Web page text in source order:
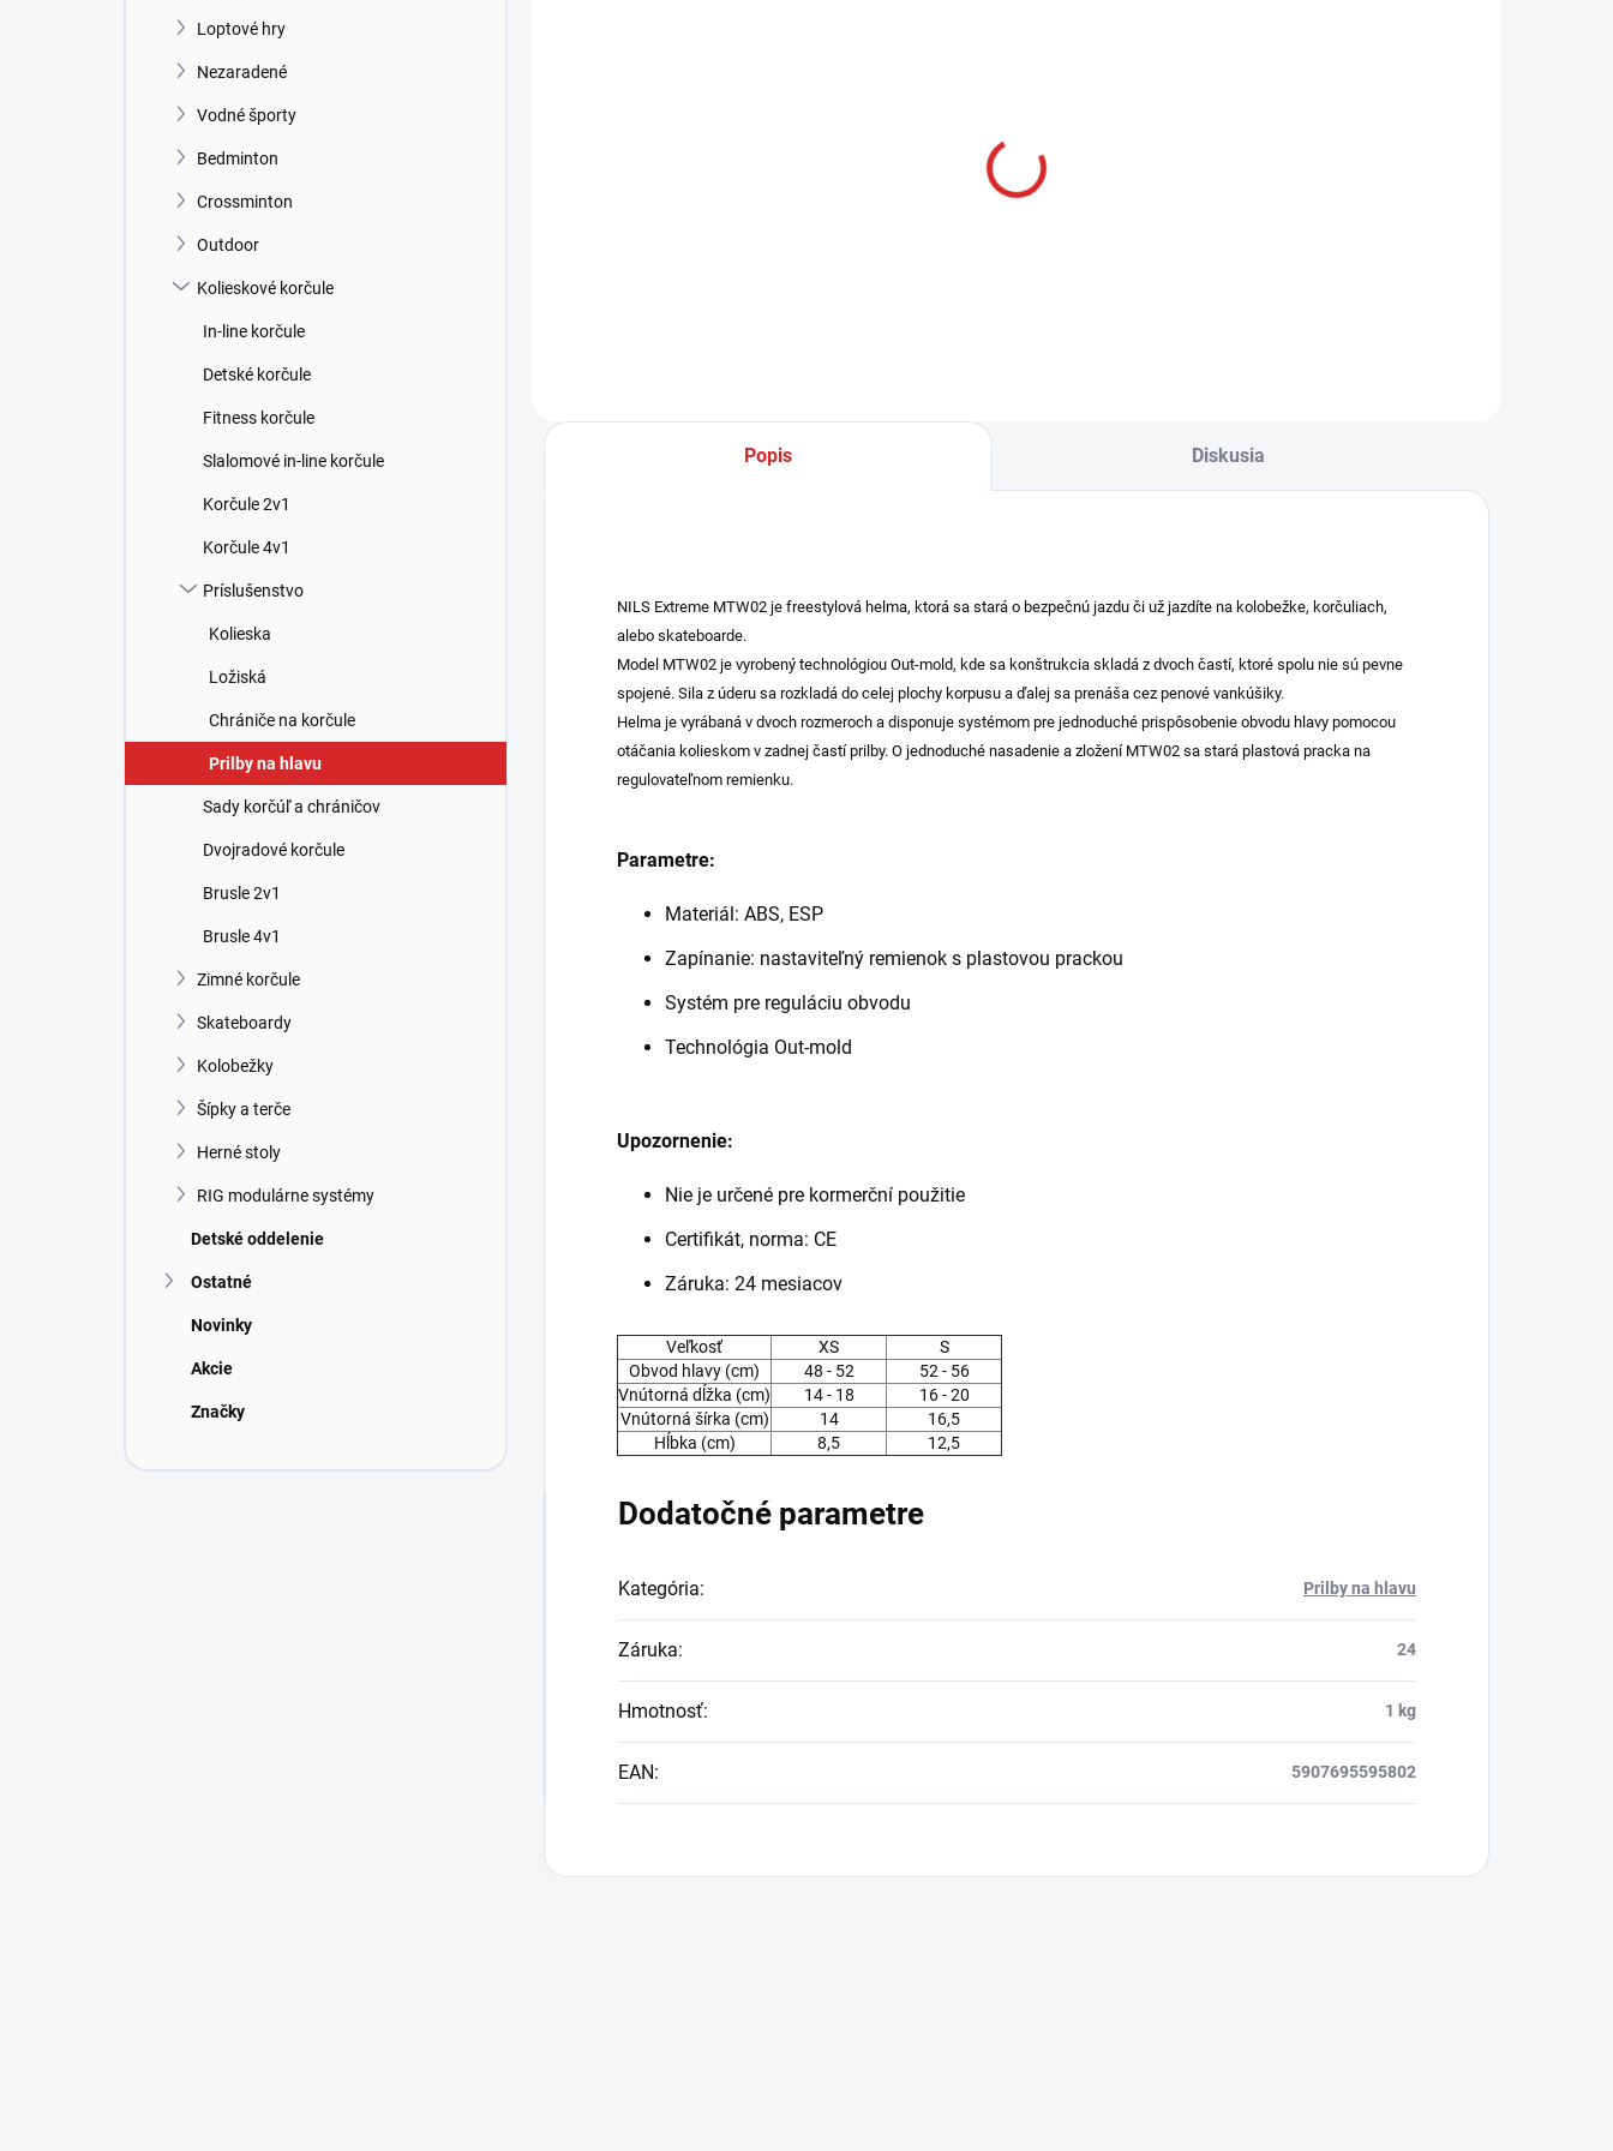
Loptové hry
Nezaradené
Vodné športy
Bedminton
Crossminton
Outdoor
Kolieskové korčule
In-line korčule
Detské korčule
Fitness korčule
Slalomové in-line korčule
Korčule 2v1
Korčule 4v1
Príslušenstvo
Kolieska
Ložiská
Chrániče na korčule
Prilby na hlavu
Sady korčúľ a chráničov
Dvojradové korčule
Brusle 2v1
Brusle 4v1
Zimné korčule
Skateboardy
Kolobežky
Šípky a terče
Herné stoly
RIG modulárne systémy
Detské oddelenie
Ostatné
Novinky
Akcie
Značky
Popis Diskusia
NILS Extreme MTW02 je freestylová helma, ktorá sa stará o bezpečnú jazdu či už jazdíte na kolobežke, korčuliach,
alebo skateboarde.
Model MTW02 je vyrobený technológiou Out-mold, kde sa konštrukcia skladá z dvoch častí, ktoré spolu nie sú pevne
spojené. Sila z úderu sa rozkladá do celej plochy korpusu a ďalej sa prenáša cez penové vankúšiky.
Helma je vyrábaná v dvoch rozmeroch a disponuje systémom pre jednoduché prispôsobenie obvodu hlavy pomocou
otáčania kolieskom v zadnej častí prilby. O jednoduché nasadenie a zložení MTW02 sa stará plastová pracka na
regulovateľnom remienku.
Parametre:
Materiál: ABS, ESP
Zapínanie: nastaviteľný remienok s plastovou prackou
Systém pre reguláciu obvodu
Technológia Out-mold
Upozornenie:
Nie je určené pre kormerční použitie
Certifikát, norma: CE
Záruka: 24 mesiacov
Veľkosť XS
S
Obvod hlavy (cm)
48 - 52
52 - 56
Vnútorná dĺžka (cm)
14 - 18
16 - 20
Vnútorná šírka (cm)
14
16,5
Hĺbka (cm)
8,5 12,5
Dodatočné parametre
Kategória: Prilby na hlavu
Záruka: 24
Hmotnosť: 1 kg
EAN: 5907695595802